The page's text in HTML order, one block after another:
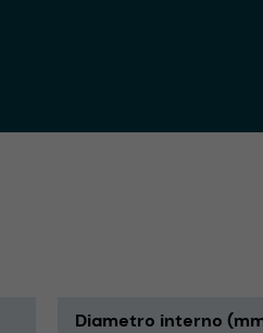
Diametro interno